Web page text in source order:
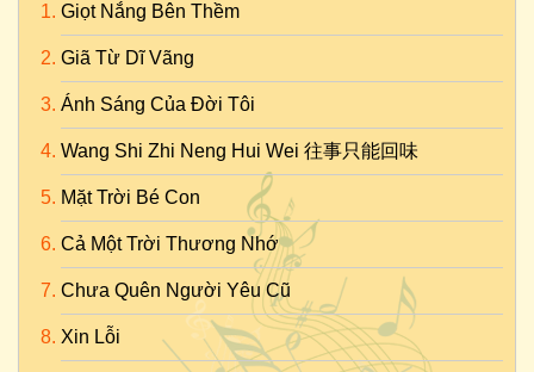
Giọt Nắng Bên Thềm
Giã Từ Dĩ Vãng
Ánh Sáng Của Đời Tôi
Wang Shi Zhi Neng Hui Wei 往事只能回味
Mặt Trời Bé Con
Cả Một Trời Thương Nhớ
Chưa Quên Người Yêu Cũ
Xin Lỗi